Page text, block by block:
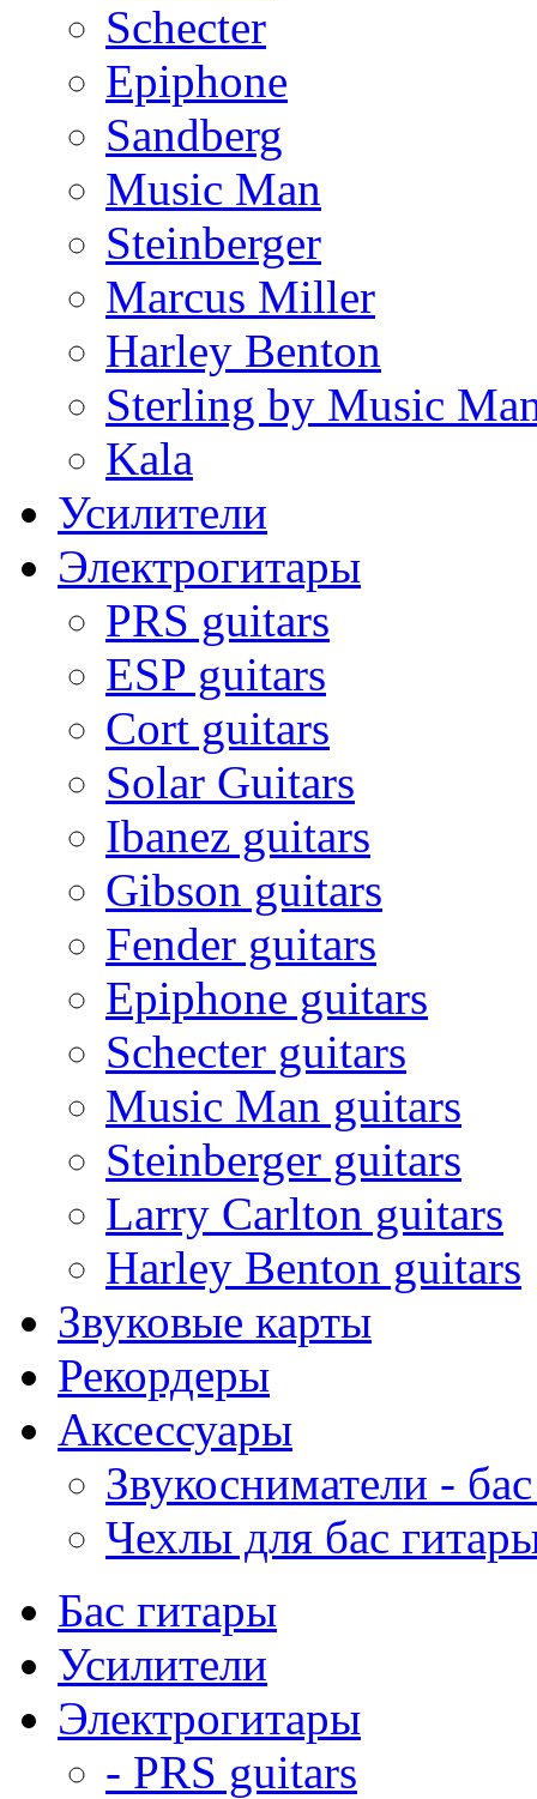
Schecter
Epiphone
Sandberg
Music Man
Steinberger
Marcus Miller
Harley Benton
Sterling by Music
Kala
Усилители
Электрогитары
PRS guitars
ESP guitars
Cort guitars
Solar Guitars
Ibanez guitars
Gibson guitars
Fender guitars
Epiphone guitars
Schecter guitars
Music Man guitars
Steinberger guitars
Larry Carlton guitars
Harley Benton guitars
Звуковые карты
Рекордеры
Аксессуары
Звукосниматели -
Чехлы для бас
Бас гитары
Усилители
Электрогитары
- PRS guitars